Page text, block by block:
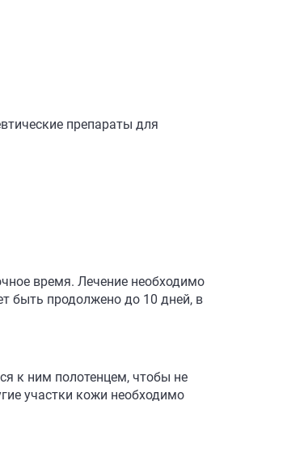
препараты для
время. Лечение необходимо
быть продолжено до 10 дней, в
к ним полотенцем, чтобы не
участки кожи необходимо